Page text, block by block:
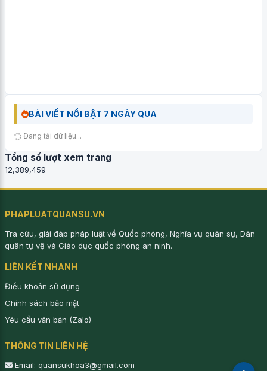
BÀI VIẾT NỔI BẬT 7 NGÀY QUA
Đang tải dữ liệu...
Tổng số lượt xem trang
12,389,459
PHAPLUATQUANSU.VN
Tra cứu, giải đáp pháp luật về Quốc phòng, Nghĩa vụ quân sự, Dân
quân tự vệ và Giáo dục quốc phòng an ninh.
LIÊN KẾT NHANH
Điều khoản sử dụng
Chính sách bảo mật
Yêu cầu văn bản (Zalo)
THÔNG TIN LIÊN HỆ
Email: quansukhoa3@gmail.com